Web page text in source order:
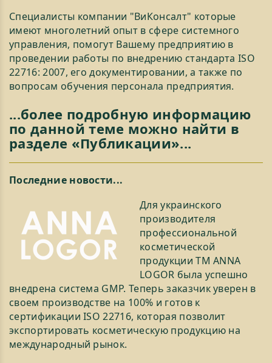
Специалисты компании "ВиКонсалт" которые
имеют многолетний опыт в сфере системного
управления, помогут Вашему предприятию в
проведении работы по внедрению стандарта ISO
22716: 2007, его документировании, а также по
вопросам обучения персонала предприятия.
...более подробную информацию
по данной теме можно найти в
разделе «Публикации»...
Последние новости...
Для украинского
производителя
профессиональной
косметической
продукции ТМ ANNA
LOGOR была успешно
внедрена система GMP. Теперь заказчик уверен в
своем производстве на 100% и готов к
сертификации ISO 22716, которая позволит
экспортировать косметическую продукцию на
международный рынок.